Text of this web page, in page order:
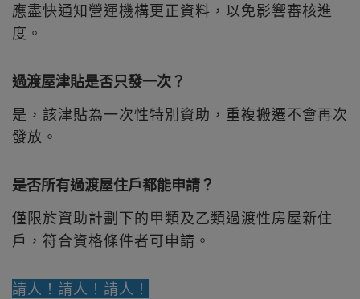
應盡快通知營運機構更正資料，以免影響審核進
度。
過渡屋津貼是否只發一次？
是，該津貼為一次性特別資助，重複搬遷不會再次
發放。
是否所有過渡屋住戶都能申請？
僅限於資助計劃下的甲類及乙類過渡性房屋新住
戶，符合資格條件者可申請。
請人！請人！請人！